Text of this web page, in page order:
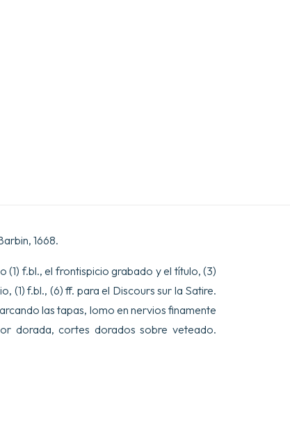
1668.
(1) f.bl., el frontispicio grabado y el título, (3)
(1) f.bl., (6) ff. para el Discours sur la Satire.
las tapas, lomo en nervios finamente
dorada, cortes dorados sobre veteado.